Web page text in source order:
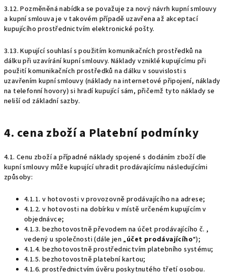
3.12. Pozměněná nabídka se považuje za nový návrh kupní smlouvy
a kupní smlouva je v takovém případě uzavřena až akceptací
kupujícího prostřednictvím elektronické pošty.
3.13. Kupující souhlasí s použitím komunikačních prostředků na
dálku při uzavírání kupní smlouvy. Náklady vzniklé kupujícímu při
použití komunikačních prostředků na dálku v souvislosti s
uzavřením kupní smlouvy (náklady na internetové připojení, náklady
na telefonní hovory) si hradí kupující sám, přičemž tyto náklady se
neliší od základní sazby.
4. cena zboží a Platební podmínky
4.1. Cenu zboží a případné náklady spojené s dodáním zboží dle
kupní smlouvy může kupující uhradit prodávajícímu následujícími
způsoby:
4.1.1. v hotovosti v provozovně prodávajícího na adrese;
4.1.2. v hotovosti na dobírku v místě určeném kupujícím v
objednávce;
4.1.3. bezhotovostně převodem na účet prodávajícího č. ,
vedený u společnosti (dále jen „účet prodávajícího“);
4.1.4. bezhotovostně prostřednictvím platebního systému;
4.1.5. bezhotovostně platební kartou;
4.1.6. prostřednictvím úvěru poskytnutého třetí osobou.